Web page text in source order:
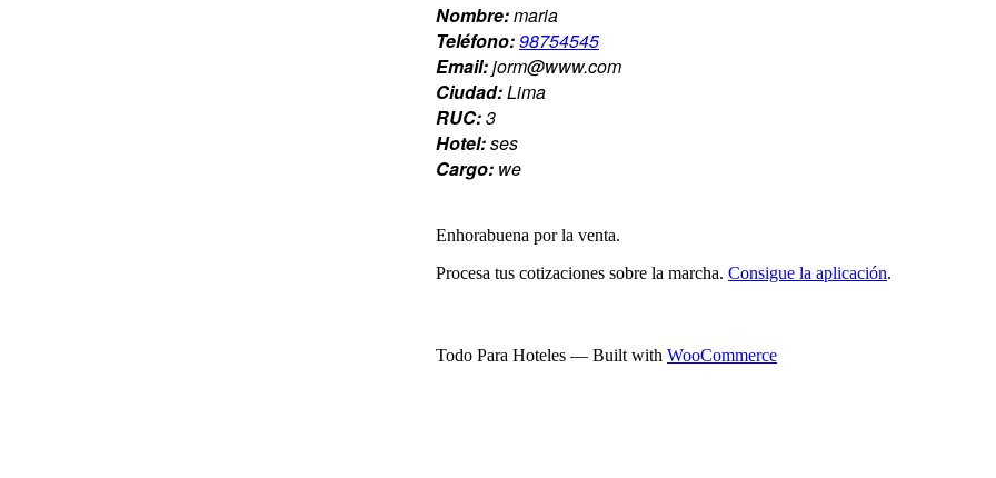
Nombre:maria
Teléfono:98754545
Email:jorm@www.com
Ciudad:Lima
RUC:3
Hotel:ses
Cargo: we
Enhorabuena por la venta.
Procesa tus cotizaciones sobre la marcha. Consigue la aplicación.
Todo Para Hoteles — Built with WooCommerce